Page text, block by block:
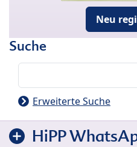
Neu
Suche
Erweiterte Suche
HiPP